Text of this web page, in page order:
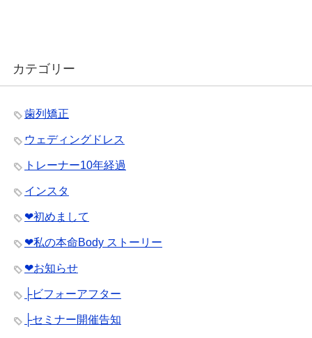
カテゴリー
歯列矯正
ウェディングドレス
トレーナー10年経過
インスタ
❤︎初めまして
❤︎私の本命Body ストーリー
❤︎お知らせ
├ビフォーアフター
├セミナー開催告知